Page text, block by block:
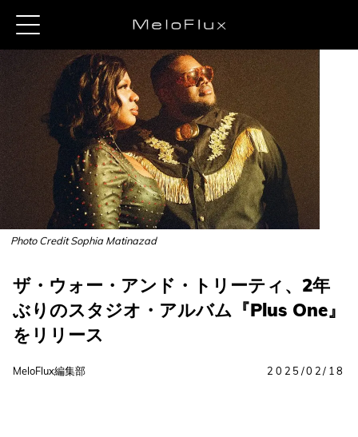
Photo Credit Sophia Matinazad
ザ・ウォー・アンド・トリーティ、2年
ぶりのスタジオ・アルバム『Plus One』
をリリース
MeloFlux編集部 2025/02/18